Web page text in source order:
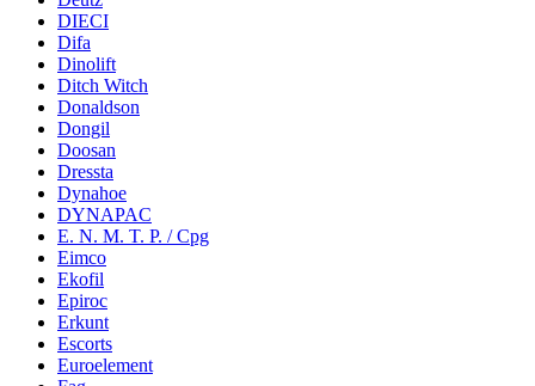
DIECI
Difa
Dinolift
Ditch Witch
Donaldson
Dongil
Doosan
Dressta
Dynahoe
DYNAPAC
E. N. M. T. P. / Cpg
Eimco
Ekofil
Epiroc
Erkunt
Escorts
Euroelement